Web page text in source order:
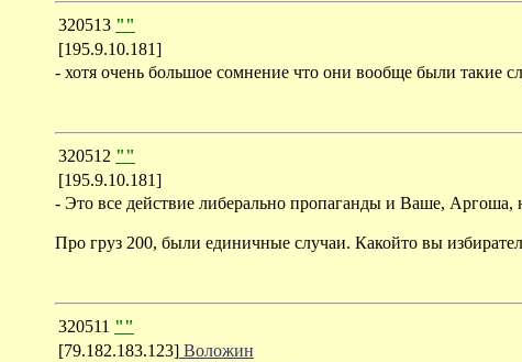
320513 ""
[195.9.10.181]
- хотя очень большое сомнение что они вообще были такие
320512 ""
[195.9.10.181]
- Это все действие либерально пропаганды и Ваше,
Про груз 200, были единичные случаи. Какойто вы
320511 ""
[79.182.183.123] Воложин